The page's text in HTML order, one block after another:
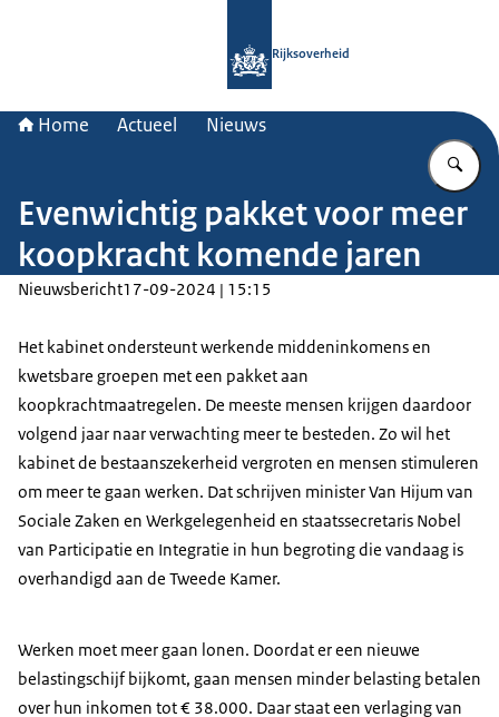
Rijksoverheid
Home Actueel Nieuws
Evenwichtig pakket voor meer
koopkracht komende jaren
Nieuwsbericht17-09-2024 | 15:15
Het kabinet ondersteunt werkende middeninkomens en
kwetsbare groepen met een pakket aan
koopkrachtmaatregelen. De meeste mensen krijgen daardoor
volgend jaar naar verwachting meer te besteden. Zo wil het
kabinet de bestaanszekerheid vergroten en mensen stimuleren
om meer te gaan werken. Dat schrijven minister Van Hijum van
Sociale Zaken en Werkgelegenheid en staatssecretaris Nobel
van Participatie en Integratie in hun begroting die vandaag is
overhandigd aan de Tweede Kamer.
Werken moet meer gaan lonen. Doordat er een nieuwe
belastingschijf bijkomt, gaan mensen minder belasting betalen
over hun inkomen tot € 38.000. Daar staat een verlaging van